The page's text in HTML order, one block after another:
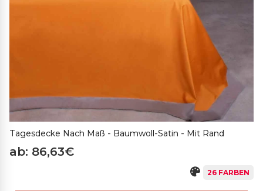
Tagesdecke Nach Maß - Baumwoll-Satin - Mit Rand
ab: 86,63€
26 FARBEN